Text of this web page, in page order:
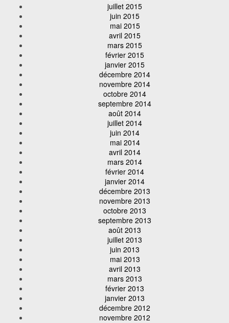
juillet 2015
juin 2015
mai 2015
avril 2015
mars 2015
février 2015
janvier 2015
décembre 2014
novembre 2014
octobre 2014
septembre 2014
août 2014
juillet 2014
juin 2014
mai 2014
avril 2014
mars 2014
février 2014
janvier 2014
décembre 2013
novembre 2013
octobre 2013
septembre 2013
août 2013
juillet 2013
juin 2013
mai 2013
avril 2013
mars 2013
février 2013
janvier 2013
décembre 2012
novembre 2012